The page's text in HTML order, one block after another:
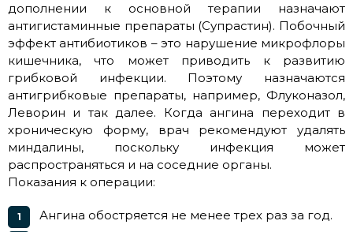
дополнении к основной терапии назначают
антигистаминные препараты (Супрастин). Побочный
эффект антибиотиков – это нарушение микрофлоры
кишечника, что может приводить к развитию
грибковой инфекции. Поэтому назначаются
антигрибковые препараты, например, Флуконазол,
Леворин и так далее. Когда ангина переходит в
хроническую форму, врач рекомендуют удалять
миндалины, поскольку инфекция может
распространяться и на соседние органы.
Показания к операции:
Ангина обостряется не менее трех раз за год.